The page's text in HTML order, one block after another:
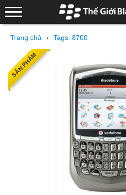
Trang chủ › Tags: 8700
SẢN PHẨM